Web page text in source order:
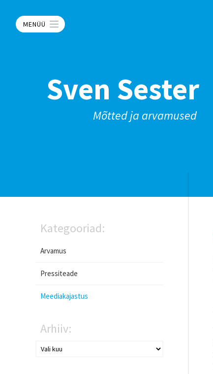
MENÜÜ
Sven Sester
Mõtted ja arvamused
Kategooriad:
Arvamus
Pressiteade
Meediakajastus
Arhiiv: